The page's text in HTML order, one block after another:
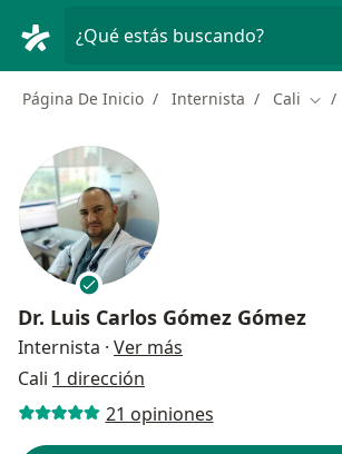
¿Qué estás buscando?
Página De Inicio Internista Cali
Dr. Luis Carlos Gómez Gómez
Internista · Ver más
Cali 1 dirección
21 opiniones